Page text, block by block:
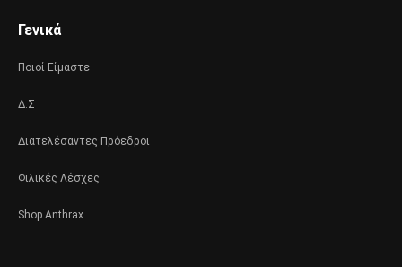
Γενικά
Ποιοί Είμαστε
Δ.Σ
Διατελέσαντες Πρόεδροι
Φιλικές Λέσχες
Shop Anthrax